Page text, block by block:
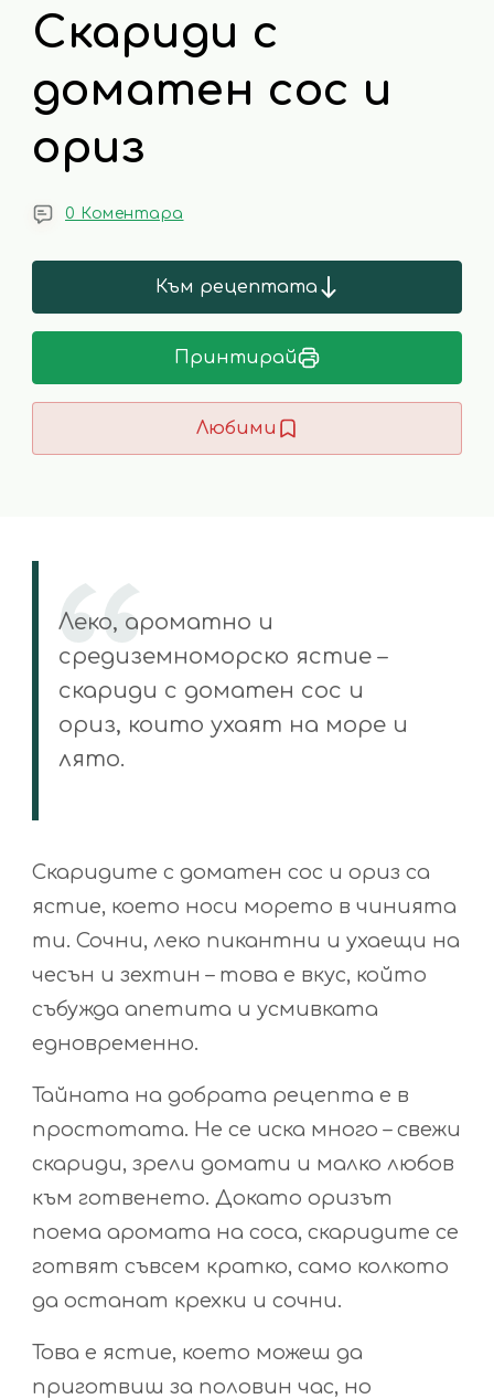
Скариди с
доматен сос и
ориз
0 Коментара
Към рецептата
Принтирай
Любими
Леко, ароматно и
средиземноморско ястие –
скариди с доматен сос и
ориз, които ухаят на море и
лято.
Скаридите с доматен сос и ориз са
ястие, което носи морето в чинията
ти. Сочни, леко пикантни и ухаещи на
чесън и зехтин – това е вкус, който
събужда апетита и усмивката
едновременно.
Тайната на добрата рецепта е в
простотата. Не се иска много – свежи
скариди, зрели домати и малко любов
към готвенето. Докато оризът
поема аромата на соса, скаридите се
готвят съвсем кратко, само колкото
да останат крехки и сочни.
Това е ястие, което можеш да
приготвиш за половин час, но